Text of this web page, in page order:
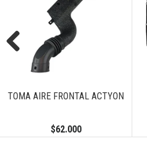
TOMA AIRE FRONTAL ACTYON
$62.000
Previous